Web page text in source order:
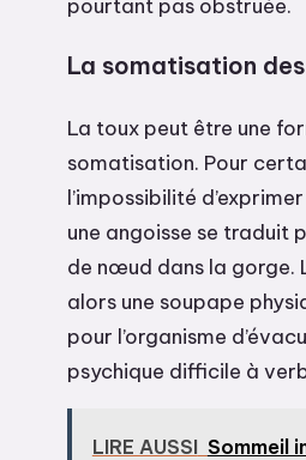
La somatisation
La toux peut être une
somatisation. Pour
l’impossibilité
une angoisse se traduit
de nœud dans la gorge.
alors une soupape
pour l’organisme
psychique difficile à
LIRE AUSSI Sommeil